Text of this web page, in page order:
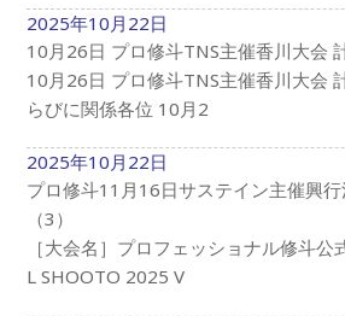
2025年10月22日
10月26日 プロ修斗TNS主催香川大会
10月26日 プロ修斗TNS主催香川大会
らびに関係各位 10月2
2025年10月22日
プロ修斗11月16日サステイン主催興
（3）
［大会名］プロフェッショナル修斗
L SHOOTO 2025 V